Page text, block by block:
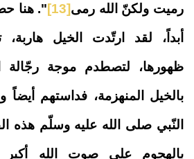
رميت ولكنّ الله رمى[13]". هنا
أبداً، لقد ارتّدت الخيل
ظهورها، لتصطدم موجة رجّالة
بالخيل المنهزمة، فداستهم
النّبي صلى الله عليه وسلّم هذه
بالهجوم على صوت الله